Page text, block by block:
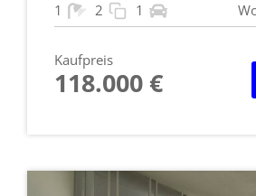
1 2 1
Kaufpreis
118.000 €